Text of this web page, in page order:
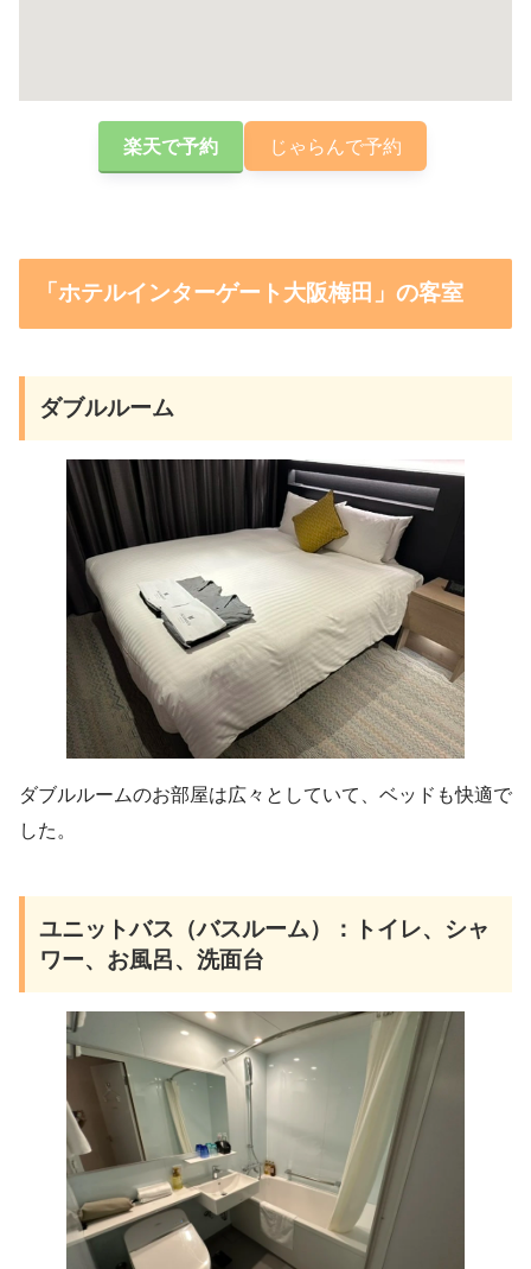
楽天で予約 じゃらんで予約
「ホテルインターゲート大阪梅田」の客室
ダブルルーム
ダブルルームのお部屋は広々としていて、ベッドも快適で
した。
ユニットバス（バスルーム）：トイレ、シャ
ワー、お風呂、洗面台